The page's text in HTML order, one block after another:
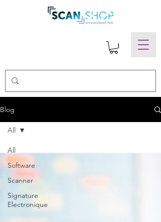
Blog
All
Software
Scanner
Signature
Electronique
All